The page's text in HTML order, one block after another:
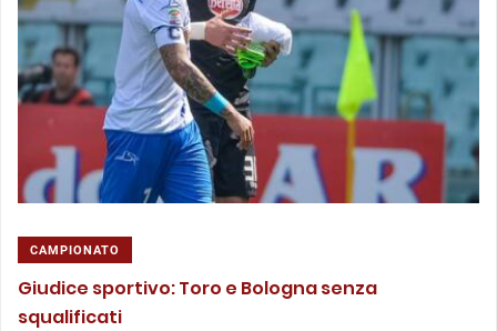
CAMPIONATO
Giudice sportivo: Toro e Bologna senza
squalificati